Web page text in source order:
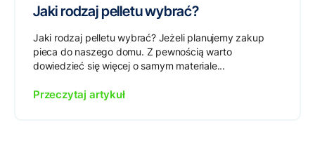
Jaki rodzaj pelletu wybrać?
Jaki rodzaj pelletu wybrać? Jeżeli planujemy zakup
pieca do naszego domu. Z pewnością warto
dowiedzieć się więcej o samym materiale...
Przeczytaj artykuł